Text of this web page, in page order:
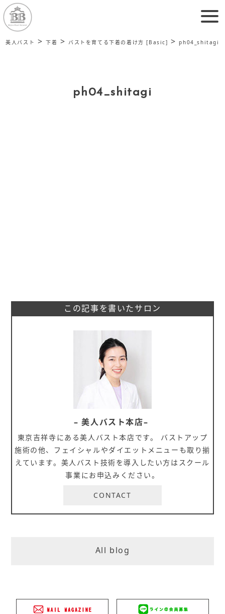
美人バスト >下着 >バストを育てる下着の着け方 [Basic] >ph04_shitagi
ph04_shitagi
この記事を書いたサロン
– 美人バスト本店–
東京吉祥寺にある美人バスト本店です。 バストアップ
施術の他、フェイシャルやダイエットメニューも取り揃
えています。美人バスト技術を導入したい方はスクール
事業にお申込みください。
CONTACT
All blog